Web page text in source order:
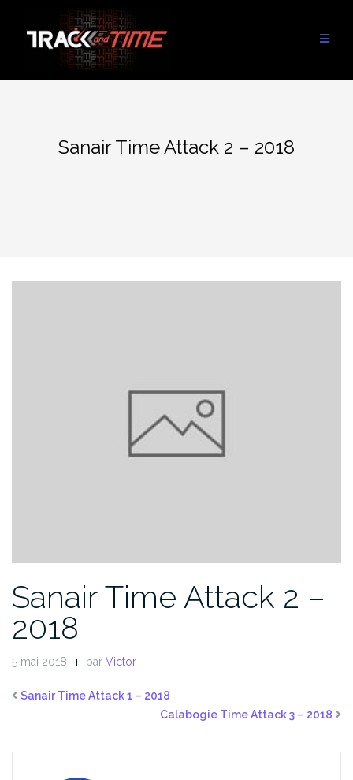
contenu
Sanair Time Attack 2 – 2018
Sanair Time Attack 2 –
2018
5 mai 2018 par Victor
Sanair Time Attack 1 – 2018
Calabogie Time Attack 3 – 2018